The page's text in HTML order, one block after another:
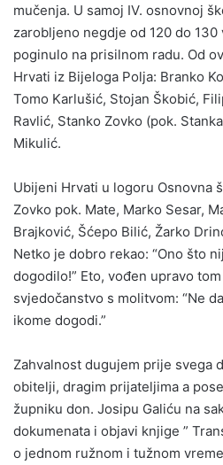
mučenja. U samoj IV. osnovnoj
zarobljeno negdje od 120 do 130
poginulo na prisilnom radu. Od
Hrvati iz Bijeloga Polja: Branko
Tomo Karlušić, Stojan Škobić,
Ravlić, Stanko Zovko (pok.
Mikulić.
Ubijeni Hrvati u logoru Osnovna
Zovko pok. Mate, Marko Sesar,
Brajković, Šćepo Bilić, Žarko
Netko je dobro rekao: “Ono što
dogodilo!” Eto, vođen upravo
svjedočanstvo s molitvom: “Ne
ikome dogodi.”
Zahvalnost dugujem prije svega
obitelji, dragim prijateljima a
župniku don. Josipu Galiću na
dokumenata i objavi knjige ”
o jednom ružnom i tužnom